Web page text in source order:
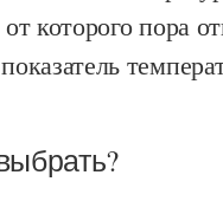
которого пора